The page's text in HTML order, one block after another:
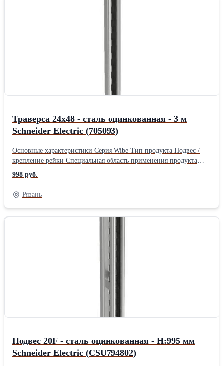
Траверса 24х48 - сталь оцинкованная - 3 м
Schneider Electric (705093)
Основные характеристики Серия Wibe Тип продукта Подвес /
крепление рейки Специальная область применения продукта
Тяжелые нагрузки Дополнительные характеристики Форма C-
образная Монтажная опора пол/потолок Место монтажа
Наружная/в помещении Материал Сталь, оцинкованный горячим
способом Высота 2970 мм Глубина 48 мм Ширина 26 мм Вес 5,2
кгПроизводитель: Schneider Electric Материал: Оцинкованные
Длина: 297 см Ширина: 4.8 см Высота: 2.6 см Вес: 5.2 кг
998 руб.
Рязань
Подвес 20F - сталь оцинкованная - H:995 мм
Schneider Electric (CSU794802)